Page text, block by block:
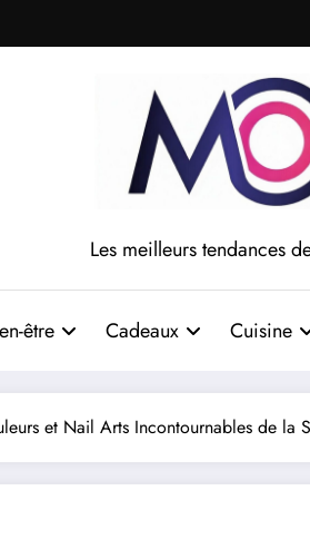
Les meilleurs tendances
être Cadeaux Cuisine
et Nail Arts Incontournables de la